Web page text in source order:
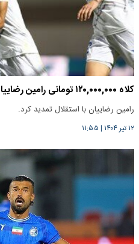
کلاه ۱۲۰,۰۰۰,۰۰۰ تومانی رامین رضاییان هنگام تمدید قرارداد با استقلال
رامین رضاییان با استقلال تمدید کرد.
۱۲ تیر ۱۴۰۴ | ۱۱:۵۵